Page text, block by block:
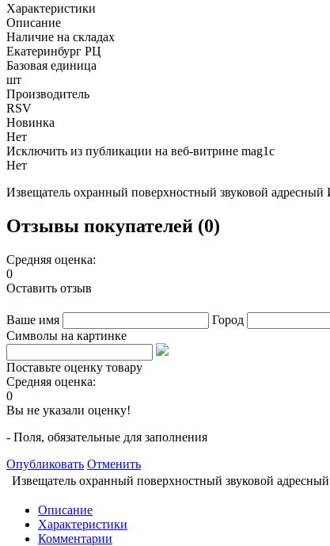
Характеристики
Описание
Наличие на складах
Екатеринбург РЦ
Базовая единица
шт
Производитель
RSV
Новинка
Нет
Исключить из публикации на веб-витрине mag1c
Нет
Извещатель охранный поверхностный звуковой
Отзывы покупателей (0)
Средняя оценка:
0
Оставить отзыв
Ваше имя Город
Символы на картинке
Поставьте оценку товару
Средняя оценка:
0
Вы не указали оценку!
- Поля, обязательные для заполнения
Опубликовать Отменить
Извещатель охранный поверхностный звуковой
Описание
Характеристики
Комментарии